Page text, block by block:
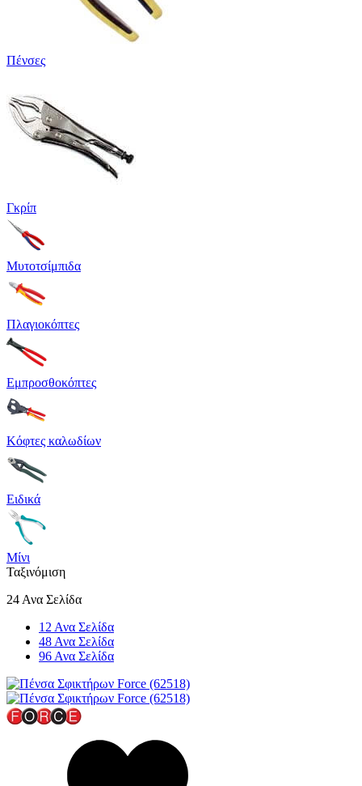
Πένσες
Γκρίπ
Μυτοτσίμπιδα
Πλαγιοκόπτες
Εμπροσθοκόπτες
Κόφτες καλωδίων
Ειδικά
Μίνι
Ταξινόμιση
24 Ανα Σελίδα
12 Ανα Σελίδα
48 Ανα Σελίδα
96 Ανα Σελίδα